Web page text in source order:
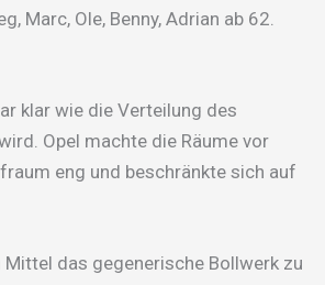
Marc, Ole, Benny, Adrian ab 62.
klar wie die Verteilung des
Opel machte die Räume vor
eng und beschränkte sich auf
Mittel das gegenerische Bollwerk zu